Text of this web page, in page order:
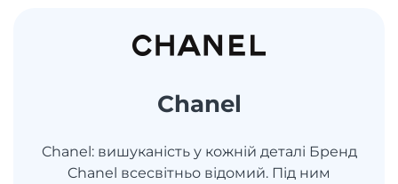
Chanel
Chanel: вишуканість у кожній деталі Бренд
Chanel всесвітньо відомий. Під ним